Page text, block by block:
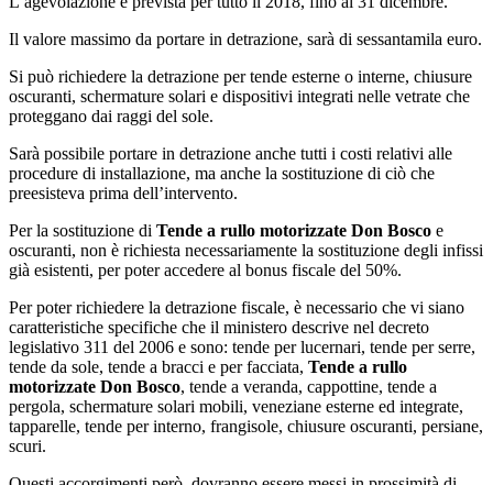
Il valore massimo da portare in detrazione, sarà di sessantamila euro.
Si può richiedere la detrazione per tende esterne o interne, chiusure
oscuranti, schermature solari e dispositivi integrati nelle vetrate che
proteggano dai raggi del sole.
Sarà possibile portare in detrazione anche tutti i costi relativi alle
procedure di installazione, ma anche la sostituzione di ciò che
preesisteva prima dell’intervento.
Per la sostituzione di Tende a rullo motorizzate Don Bosco e
oscuranti, non è richiesta necessariamente la sostituzione degli infissi
già esistenti, per poter accedere al bonus fiscale del 50%.
Per poter richiedere la detrazione fiscale, è necessario che vi siano
caratteristiche specifiche che il ministero descrive nel decreto
legislativo 311 del 2006 e sono: tende per lucernari, tende per serre,
tende da sole, tende a bracci e per facciata, Tende a rullo
motorizzate Don Bosco, tende a veranda, cappottine, tende a
pergola, schermature solari mobili, veneziane esterne ed integrate,
tapparelle, tende per interno, frangisole, chiusure oscuranti, persiane,
scuri.